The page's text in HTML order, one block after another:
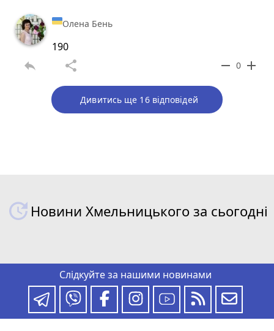
Олена Бень
190
reply share remove 0 add
Дивитись ще 16 відповідей
Новини Хмельницького за сьогодні
Слідкуйте за нашими новинами